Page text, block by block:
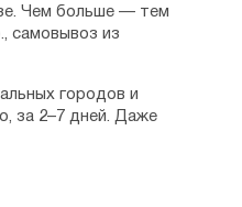
Чем больше — тем
самовывоз из
городов и
за 2–7 дней. Даже